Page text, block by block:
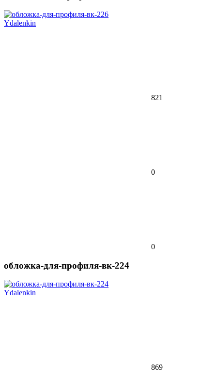
Ydalenkin
821
0
0
обложка-для-профиля-вк-224
Ydalenkin
869